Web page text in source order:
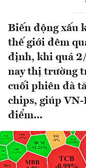
Biến động xấu
thế giới đêm
định, khi quá
nay thị trường
cuối phiên đà
chips, giúp
điểm...